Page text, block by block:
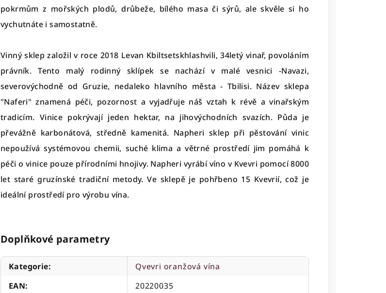
pokrmům z mořských plodů, drůbeže, bílého masa či sýrů, ale skvěle si ho
vychutnáte i samostatně.
Vinný sklep založil v roce 2018 Levan Kbiltsetskhlashvili, 34letý vinař, povoláním
právník. Tento malý rodinný sklípek se nachází v malé vesnici -Navazi,
severovýchodně od Gruzie, nedaleko hlavního města - Tbilisi. Název sklepa
"Naferi" znamená péči, pozornost a vyjadřuje náš vztah k révě a vinařským
tradicím. Vinice pokrývají jeden hektar, na jihovýchodních svazích. Půda je
převážně karbonátová, středně kamenitá. Napheri sklep při pěstování vinic
nepoužívá systémovou chemii, suché klima a větrné prostředí jim pomáhá k
péči o vinice pouze přírodními hnojivy. Napheri vyrábí víno v Kvevri pomocí 8000
let staré gruzínské tradiční metody. Ve sklepě je pohřbeno 15 Kvevrií, což je
ideální prostředí pro výrobu vína.
Doplňkové parametry
Kategorie:
Qvevri oranžová vína
EAN:
20220035